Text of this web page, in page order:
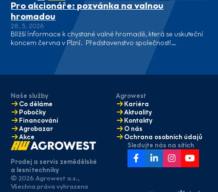
Pro akcionáře: pozvánka na valnou
hromadou
28. 5. 2026
Bližší informace k chystané valné hromadě, která se uskuteční
koncem června v Plzni. Představenstvo společnosti…
Prodej a servis zemědělské
a lesní techniky
© 2026 Agrowest a.s.,
Všechna práva vyhrazena
Naše služby
Co děláme
Pobočky
Financování
Agrobazar
Akce
Agrowest
Kariéra
Aktuality
Kontakty
O nás
Ochrana osobních údajů
Sledujte nás na sítích